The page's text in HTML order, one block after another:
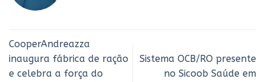
CooperAndreazza
inaugura fábrica de ração
e celebra a força do
Sistema OCB/RO presente
no Sicoob Saúde em